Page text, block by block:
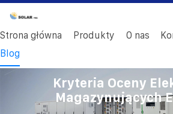
Strona główna Produkty O nas
Blog
Kryteria Oceny
Magazynujących